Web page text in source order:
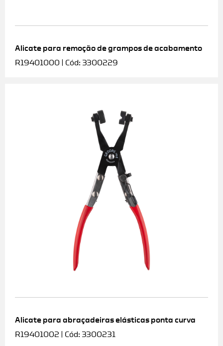
Alicate para remoção de grampos de acabamento
R19401000 | Cód: 3300229
Alicate para abraçadeiras elásticas ponta curva
R19401002 | Cód: 3300231